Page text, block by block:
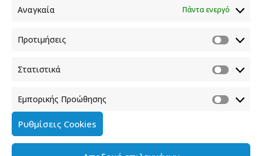
Αναγκαία Πάντα ενεργό
Προτιμήσεις
Στατιστικά
Εμπορικής Προώθησης
Ρυθμίσεις Cookies
Κυβερνητικού Εκπροσώπου Παύλου Μαρινάκη*
Πρωθυπουργώ και Κυβερνητικού Εκπροσώπου στον
ΠΑΡΑΠΟΛΙΤΙΚΑ FM
Σημεία συνέντευξης του Υφυπουργού παρά τω
Πρωθυπουργώ και Κυβερνητικού Εκπροσώπου Παύλου
Μαρινάκη στην ιστοσελίδα typologies.gr